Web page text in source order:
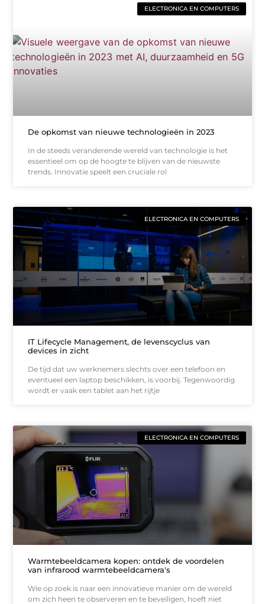
ELECTRONICA EN COMPUTERS
De opkomst van nieuwe technologieën in 2023
In de steeds veranderende wereld van technologie is het
essentieel om op de hoogte te blijven van de nieuwste
trends. Innovatie speelt een cruciale rol
ELECTRONICA EN COMPUTERS
IT Lifecycle Management, de levenscyclus van
devices in zicht
De tijd dat uw werknemers slechts over een telefoon en
eventueel een laptop beschikken, is voorbij. Tegenwoordig
wordt er vaak een tablet aan het rijtje
ELECTRONICA EN COMPUTERS
Warmtebeeldcamera kopen: ontdek de voordelen
van infrarood warmtebeeldcamera's
Wie op zoek is naar een innovatieve manier om de wereld
om zich heen te observeren en te beveiligen, hoeft niet